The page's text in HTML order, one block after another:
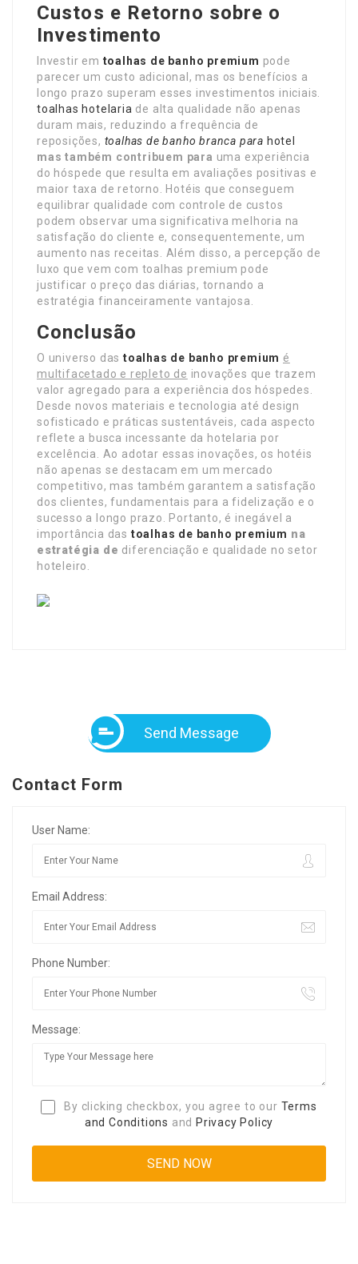
Custos e Retorno sobre o
Investimento
Investir em toalhas de banho premium pode
parecer um custo adicional, mas os benefícios a
longo prazo superam esses investimentos iniciais.
toalhas hotelaria de alta qualidade não apenas
duram mais, reduzindo a frequência de
reposições, toalhas de banho branca para hotel
mas também contribuem para uma experiência
do hóspede que resulta em avaliações positivas e
maior taxa de retorno. Hotéis que conseguem
equilibrar qualidade com controle de custos
podem observar uma significativa melhoria na
satisfação do cliente e, consequentemente, um
aumento nas receitas. Além disso, a percepção de
luxo que vem com toalhas premium pode
justificar o preço das diárias, tornando a
estratégia financeiramente vantajosa.
Conclusão
O universo das toalhas de banho premium é
multifacetado e repleto de inovações que trazem
valor agregado para a experiência dos hóspedes.
Desde novos materiais e tecnologia até design
sofisticado e práticas sustentáveis, cada aspecto
reflete a busca incessante da hotelaria por
excelência. Ao adotar essas inovações, os hotéis
não apenas se destacam em um mercado
competitivo, mas também garantem a satisfação
dos clientes, fundamentais para a fidelização e o
sucesso a longo prazo. Portanto, é inegável a
importância das toalhas de banho premium na
estratégia de diferenciação e qualidade no setor
hoteleiro.
Send Message
Contact Form
User Name:
Email Address:
Phone Number:
Message:
By clicking checkbox, you agree to our Terms
and Conditions and Privacy Policy